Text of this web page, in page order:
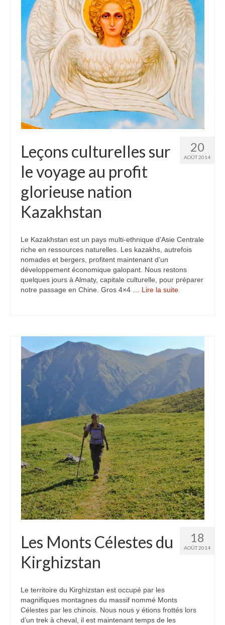
Etats-Unis
Indonésie
Malaisie
Thaïlande
Birmanie
Cambodge
Laos
Chine
Kazakhstan
Kirghizstan
Ouzbekistan
Iran
Turquie
Malte
Autres voyages
Bolivie
Cambodge
Cap-vert
Costa-Rica
Guatemala
Inde
Nicaragua
Vietnam
Les coulisses
The Tour du monde
The Team
Contact
Blogs voyage
20
AOÛT 2014
Leçons culturelles sur
le voyage au profit
glorieuse nation
Kazakhstan
Le Kazakhstan est un pays multi-ethnique d’Asie Centrale
riche en ressources naturelles. Les kazakhs, autrefois
nomades et bergers, profitent maintenant d’un
développement économique galopant. Nous restons
quelques jours à Almaty, capitale culturelle, pour préparer
notre passage en Chine. Gros 4×4 … Lire la suite­­
18
AOÛT 2014
Les Monts Célestes du
Kirghizstan
Le territoire du Kirghizstan est occupé par les
magnifiques montagnes du massif nommé Monts
Célestes par les chinois. Nous nous y étions frottés lors
d’un trek à cheval, il est maintenant temps de les